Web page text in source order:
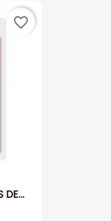
DE...
favorite_border